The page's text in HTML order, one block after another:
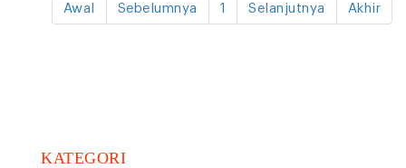
Awal Sebelumnya 1 Selanjutnya Akhir
KATEGORI